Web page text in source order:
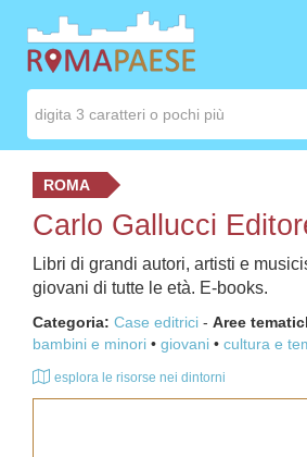
ROMA
Carlo Gallucci
Libri di grandi autori, artisti e
giovani di tutte le età. E-books.
Categoria: Case editrici - Aree
bambini e minori
giovani cultura e
esplora le risorse nei dintorni